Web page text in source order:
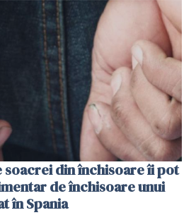
din închisoare îi pot
de închisoare unui
în Spania